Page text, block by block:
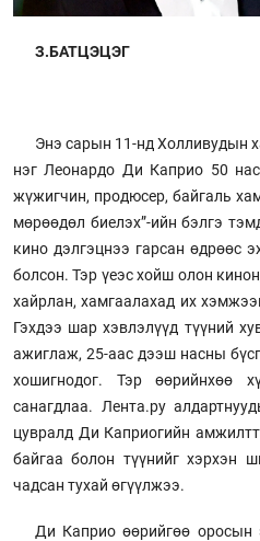
З.БАТЦЭЦЭГ
Энэ сарын 11-нд Холливудын
нэг Леонардо Ди Каприо 50
жүжигчин, продюсер, байгаль
мөрөөдөл биелэх”-ийн бэлгэ
кино дэлгэцнээ гарсан өдрөөс
болсон. Тэр үеэс хойш олон
хайрлан, хамгаалахад их
Гэхдээ шар хэвлэлүүд түүний
ажиглаж, 25-аас дээш насны
хошигнодог. Тэр өөрийнхөө
санагдлаа. Лента.ру
цувралд Ди Каприогийн
байгаа болон түүнийг хэрхэн
чадсан тухай өгүүлжээ.
Ди Каприо өөрийгөө оросын